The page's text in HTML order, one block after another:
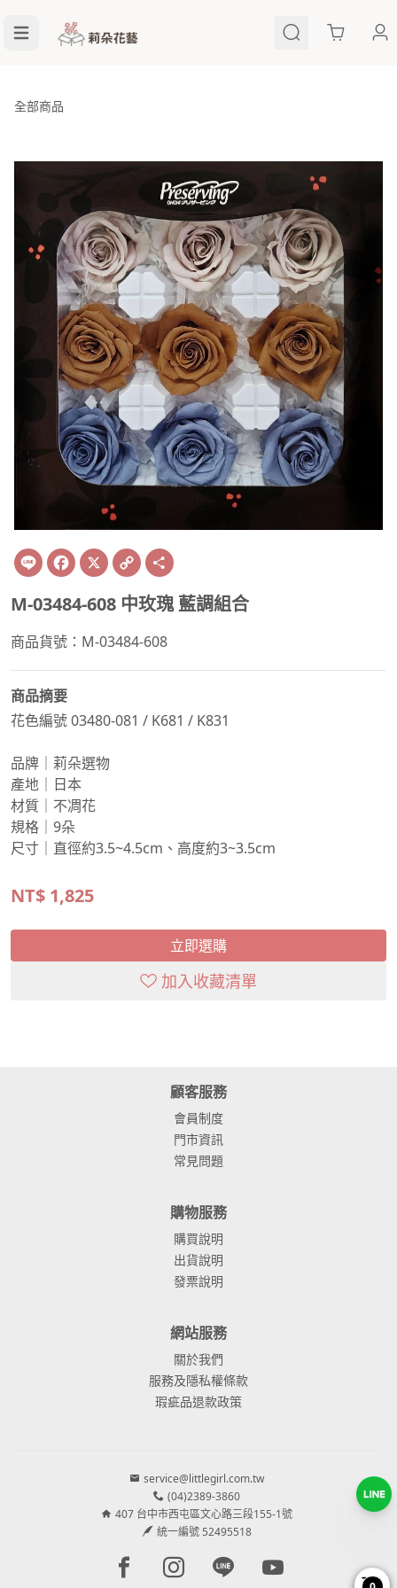
Cart
全部商品
Line Facebook
X Copy
Link
M-03484-608 中玫瑰 藍調組合
商品貨號：M-03484-608
商品摘要
花色編號 03480-081 / K681 / K831
品牌｜莉朵選物
產地｜日本
材質｜不凋花
規格｜9朵
尺寸｜直徑約3.5~4.5cm、高度約3~3.5cm
NT$ 1,825
立即選購
加入收藏清單
顧客服務
會員制度
門市資訊
常見問題
購物服務
購買說明
出貨說明
發票說明
網站服務
關於我們
服務及隱私權條款
瑕疵品退款政策
service@littlegirl.com.tw
(04)2389-3860
407 台中市西屯區文心路三段155-1號
統一編號 52495518
Facebook page
Instagram page
Line pageYoutube page